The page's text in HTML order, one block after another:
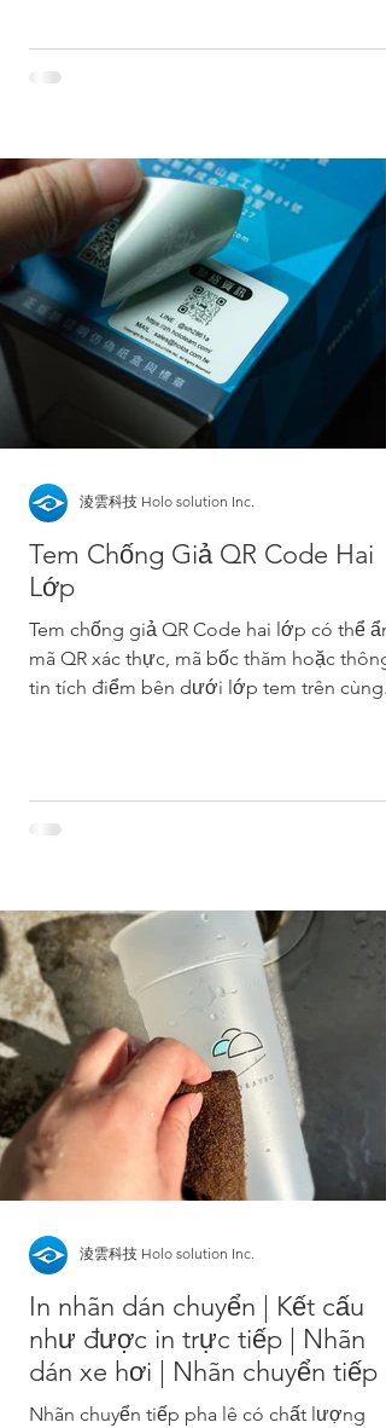
Tem Chống Giả QR Code Hai
Lớp
Tem chống giả QR Code hai lớp có thể ẩn
mã QR xác thực, mã bốc thăm hoặc thông
tin tích điểm bên dưới lớp tem trên cùng.
đăng ký bảo hành. Holo Solution cung
tem peel-off, tem chống bóc mở, tem keo
淩雲科技 Holo solution Inc.
In nhãn dán chuyển | Kết cấu
như được in trực tiếp | Nhãn
dán xe hơi | Nhãn chuyển tiếp
khô
Nhãn chuyển tiếp pha lê có chất lượng
淩雲科技 Holo solution Inc.